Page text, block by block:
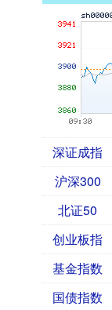
深证成指
沪深300
北证50
创业板指
基金指数
国债指数